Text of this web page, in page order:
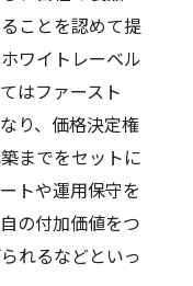
ことを認めて提
ワイトレーベル
はファースト
り、価格決定権
までをセットに
トや運用保守を
の付加価値をつ
れるなどといっ